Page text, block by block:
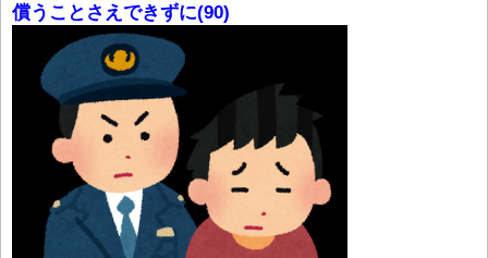
償うことさえできずに(90)